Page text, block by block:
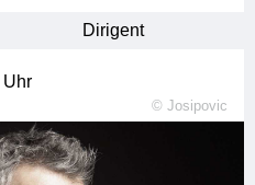
Dirigent
Uhr
© Josipovic